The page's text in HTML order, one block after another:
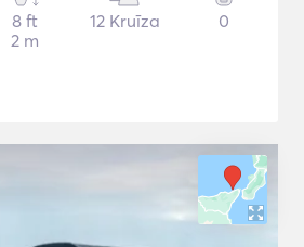
8 ft
2 m
12 Kruīza 0